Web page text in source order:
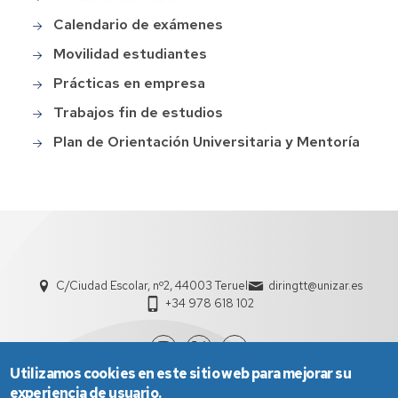
Calendario de exámenes
Movilidad estudiantes
Prácticas en empresa
Trabajos fin de estudios
Plan de Orientación Universitaria y Mentoría
C/Ciudad Escolar, nº2, 44003 Teruel
diringtt@unizar.es
+34 978 618 102
Utilizamos cookies en este sitio web para mejorar su
experiencia de usuario.